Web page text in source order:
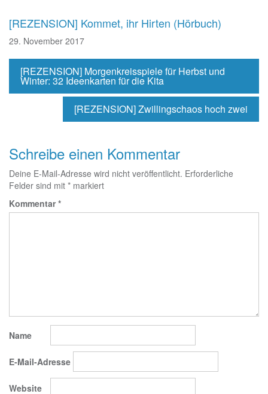
[REZENSION] Kommet, ihr Hirten (Hörbuch)
29. November 2017
[REZENSION] Morgenkreisspiele für Herbst und
Winter: 32 Ideenkarten für die Kita
[REZENSION] Zwillingschaos hoch zwei
Schreibe einen Kommentar
Deine E-Mail-Adresse wird nicht veröffentlicht. Erforderliche
Felder sind mit * markiert
Kommentar*
Name
E-Mail-Adresse
Website